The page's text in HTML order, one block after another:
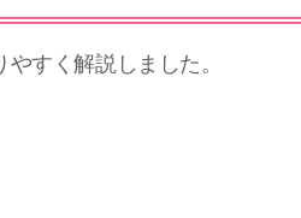
すく解説しました。